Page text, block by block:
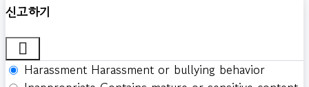
신고하기
Harassment Harassment or bullying behavior